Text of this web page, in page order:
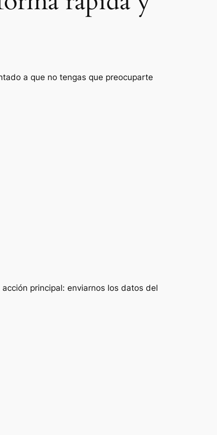
a que no tengas que preocuparte
principal: enviarnos los datos del